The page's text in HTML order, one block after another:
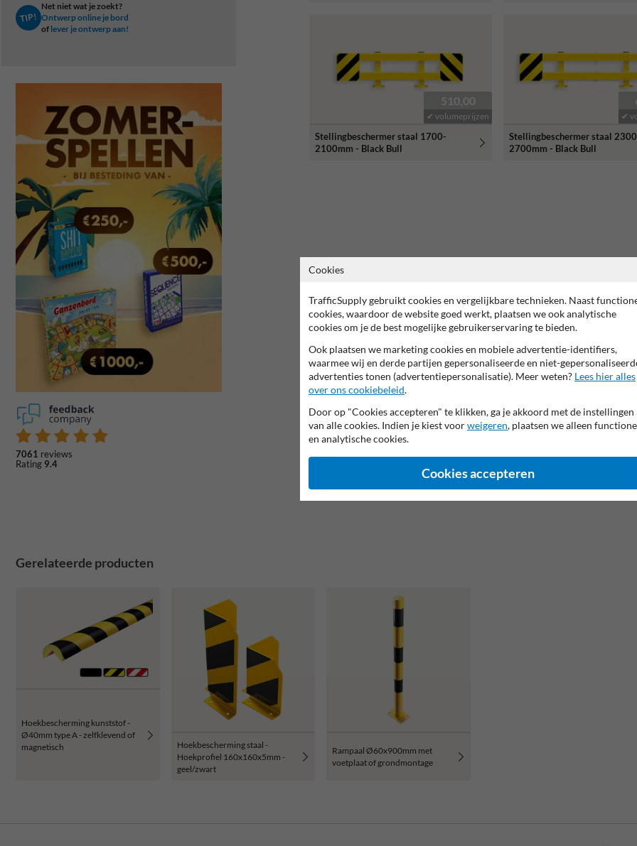
TIP!
Net niet wat je zoekt?
Ontwerp online je bord
of lever je ontwerp aan!
7061 reviews
Rating 9.4
510,00
✔ volumeprijzen
Stellingbeschermer staal 1700-
2100mm - Black Bull
✔
Stellingbeschermer staal
2700mm - Black Bull
Gerelateerde producten
Hoekbescherming kunststof -
Ø40mm type A - zelfklevend of
magnetisch
Hoekbescherming staal -
Hoekprofiel 160x160x5mm -
geel/zwart
Rampaal Ø60x900mm met
voetplaat of grondmontage
Cookies
TrafficSupply gebruikt cookies en vergelijkbare technieken. Naast
cookies, waardoor de website goed werkt, plaatsen we ook analytische
cookies om je de best mogelijke gebruikerservaring te bieden.
Ook plaatsen we marketing cookies en mobiele advertentie-identifiers,
waarmee wij en derde partijen gepersonaliseerde en niet-
advertenties tonen (advertentiepersonalisatie). Meer weten? Lees hier alles
over ons cookiebeleid.
Door op "Cookies accepteren" te klikken, ga je akkoord met de instellingen
van alle cookies. Indien je kiest voorweigeren, plaatsen we alleen
en analytische cookies.
Cookies accepteren